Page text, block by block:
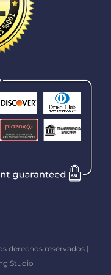
derechos reservados |
Studio